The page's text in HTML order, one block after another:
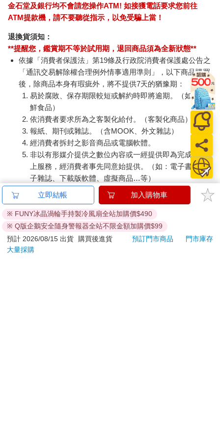
金石堂及銀行均不會請您操作ATM! 如接獲電話要求您前往
ATM提款機，請不要聽從指示，以免受騙上當！
退換貨須知：
**提醒您，鑑賞期不等於試用期，退回商品須為全新狀態**
依據「消費者保護法」第19條及行政院消費者保護處公告之
「通訊交易解除權合理例外情事適用準則」，以下商品購買
後，除商品本身有瑕疵外，將不提供7天的猶豫期：
易於腐敗、保存期限較短或解約時即將逾期。（如：生
鮮食品）
依消費者要求所為之客製化給付。（客製化商品）
報紙、期刊或雜誌。（含MOOK、外文雜誌）
經消費者拆封之影音商品或電腦軟體。
非以有形媒介提供之數位內容或一經提供即為完成之線
上服務，經消費者事先同意始提供。（如：電子書、電
子雜誌、下載版軟體、虛擬商品…等）
已拆封之個人衛生用品。（如：內衣褲、刮鬍刀、除毛
若非上列種類商品，均享有到貨7天的猶豫期（含例假
日）。
辦理退換貨時，商品（組合商品恕無法接受單獨退貨）必須
是您收到商品時的原始狀態（包含商品本體、配件、贈品、
立即結帳 加入購物車
※ FUNY冰晶渦輪手持製冷風扇全站加購價$490
※ Q版企鵝安全隨身警報器全站不限金額加購價$99
預計 2026/08/15 出貨
購買後進貨 預訂門市商品
門市庫存
大量採購